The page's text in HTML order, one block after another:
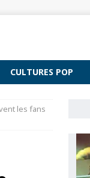
CULTURES POP
les fans